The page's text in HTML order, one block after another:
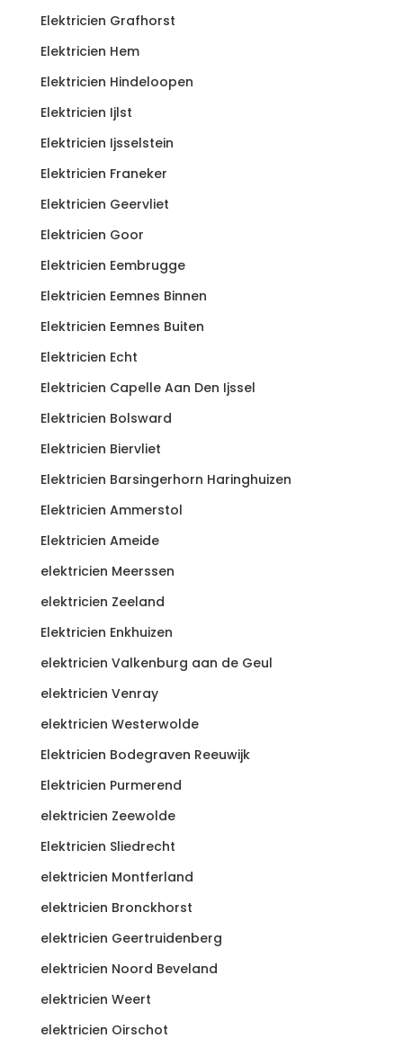
Elektricien Grafhorst
Elektricien Hem
Elektricien Hindeloopen
Elektricien Ijlst
Elektricien Ijsselstein
Elektricien Franeker
Elektricien Geervliet
Elektricien Goor
Elektricien Eembrugge
Elektricien Eemnes Binnen
Elektricien Eemnes Buiten
Elektricien Echt
Elektricien Capelle Aan Den Ijssel
Elektricien Bolsward
Elektricien Biervliet
Elektricien Barsingerhorn Haringhuizen
Elektricien Ammerstol
Elektricien Ameide
elektricien Meerssen
elektricien Zeeland
Elektricien Enkhuizen
elektricien Valkenburg aan de Geul
elektricien Venray
elektricien Westerwolde
Elektricien Bodegraven Reeuwijk
Elektricien Purmerend
elektricien Zeewolde
Elektricien Sliedrecht
elektricien Montferland
elektricien Bronckhorst
elektricien Geertruidenberg
elektricien Noord Beveland
elektricien Weert
elektricien Oirschot